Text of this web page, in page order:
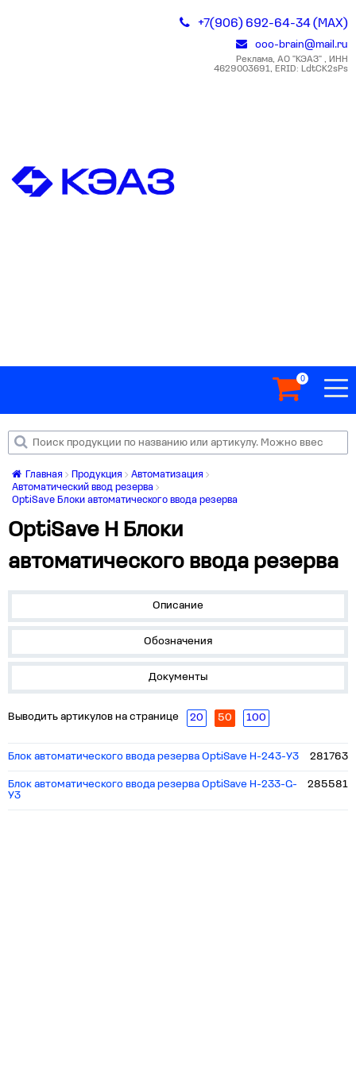
+7(906) 692-64-34 (MAX)
ooo-brain@mail.ru
Реклама, АО "КЭАЗ" , ИНН
4629003691, ERID: LdtCK2sPs
0
Главная Продукция
Автоматизация
Автоматический ввод резерва
OptiSave Блоки автоматического ввода резерва
OptiSave H Блоки
автоматического ввода резерва
Описание
Обозначения
Документы
Выводить артикулов на странице 20 50 100
Блок автоматического ввода резерва OptiSave H-243-У3 281763
Блок автоматического ввода резерва OptiSave H-233-G-
У3
285581